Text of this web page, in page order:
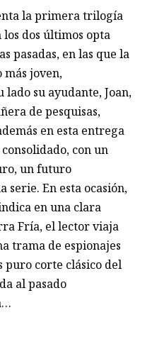
la primera trilogía
los dos últimos opta
pasadas, en las que la
joven,
lado su ayudante, Joan,
de pesquisas,
en esta entrega
con un
un futuro
serie. En esta ocasión,
en una clara
Fría, el lector viaja
trama de espionajes
puro corte clásico del
al pasado